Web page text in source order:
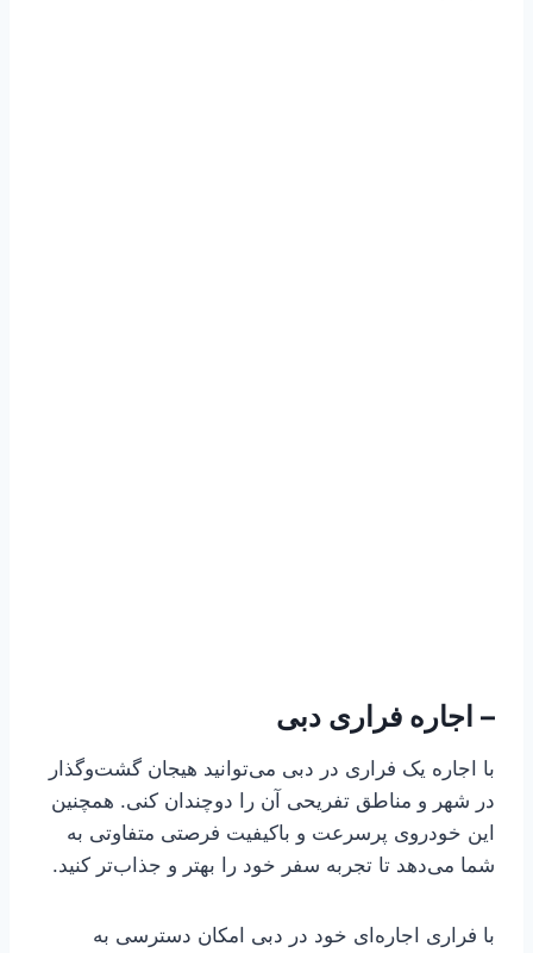
– اجاره فراری دبی
با اجاره یک فراری در دبی می‌توانید هیجان گشت‌وگذار
در شهر و مناطق تفریحی آن را دوچندان کنی. همچنین
این خودروی پرسرعت و باکیفیت فرصتی متفاوتی به
شما می‌دهد تا تجربه‌ سفر خود را بهتر و جذاب‌تر کنید.
با فراری اجاره‌ای خود در دبی امکان دسترسی به